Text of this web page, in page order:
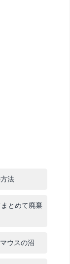
法
とめて廃棄
ウスの沼